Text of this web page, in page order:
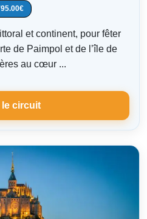
et continent, pour fêter
de Paimpol et de l’île de
au cœur ...
le circuit